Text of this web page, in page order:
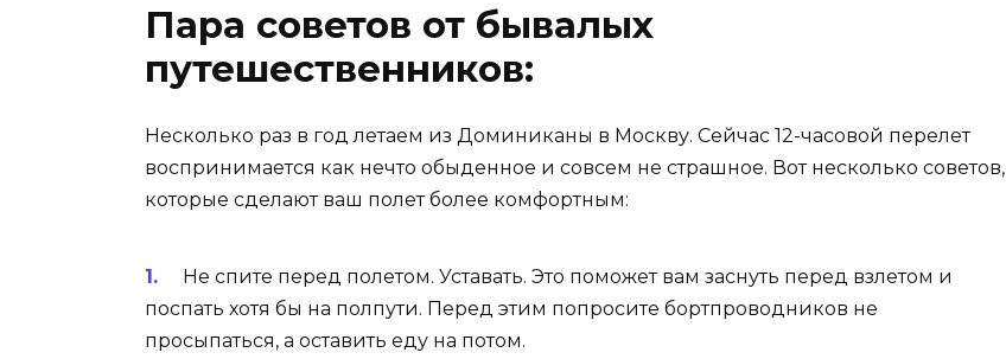
Пара советов от бывалых
путешественников:
Несколько раз в год летаем из Доминиканы в Москву. Сейчас 12-часовой перелет
воспринимается как нечто обыденное и совсем не страшное. Вот несколько советов,
которые сделают ваш полет более комфортным:
Не спите перед полетом. Уставать. Это поможет вам заснуть перед взлетом и
поспать хотя бы на полпути. Перед этим попросите бортпроводников не
просыпаться, а оставить еду на потом.